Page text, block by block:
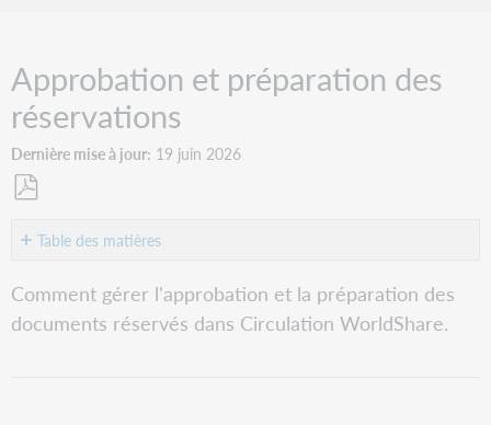
Approbation et préparation des
réservations
Dernière mise à jour 19 juin 2026
en
que
PDF
Table des matières
l'approbation
et
Comment gérer l'approbation et la préparation des
documents réservés dans Circulation WorldShare.